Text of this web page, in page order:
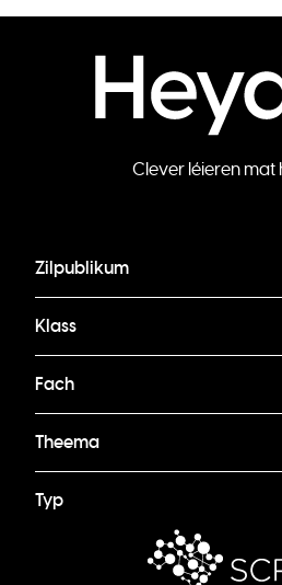
Clever léieren mat
Zilpublikum
Klass
Fach
Theema
Typ